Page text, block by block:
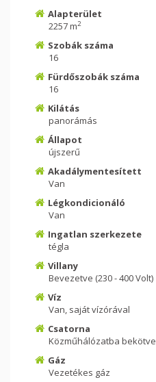
Alapterület
2257 m2
Szobák száma
16
Fürdőszobák száma
16
Kilátás
panorámás
Állapot
újszerű
Akadálymentesített
Van
Légkondicionáló
Van
Ingatlan szerkezete
tégla
Villany
Bevezetve (230 - 400 Volt)
Víz
Van, saját vízórával
Csatorna
Közműhálózatba bekötve
Gáz
Vezetékes gáz